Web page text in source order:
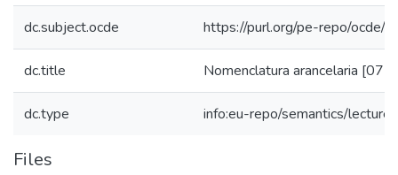
dc.subject.ocde https://purl.org/pe-repo/ocde/
dc.title Nomenclatura arancelaria [07
dc.type info:eu-repo/semantics/lecture
Files